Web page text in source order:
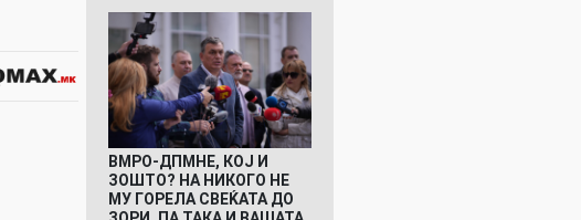
ВМРО-ДПМНЕ, КОЈ И
ЗОШТО? НА НИКОГО НЕ
МУ ГОРЕЛА СВЕЌАТА ДО